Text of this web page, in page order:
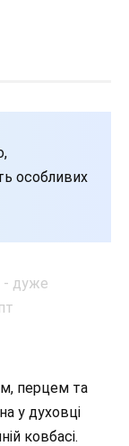
особливих
перцем та
у духовці
ковбасі.